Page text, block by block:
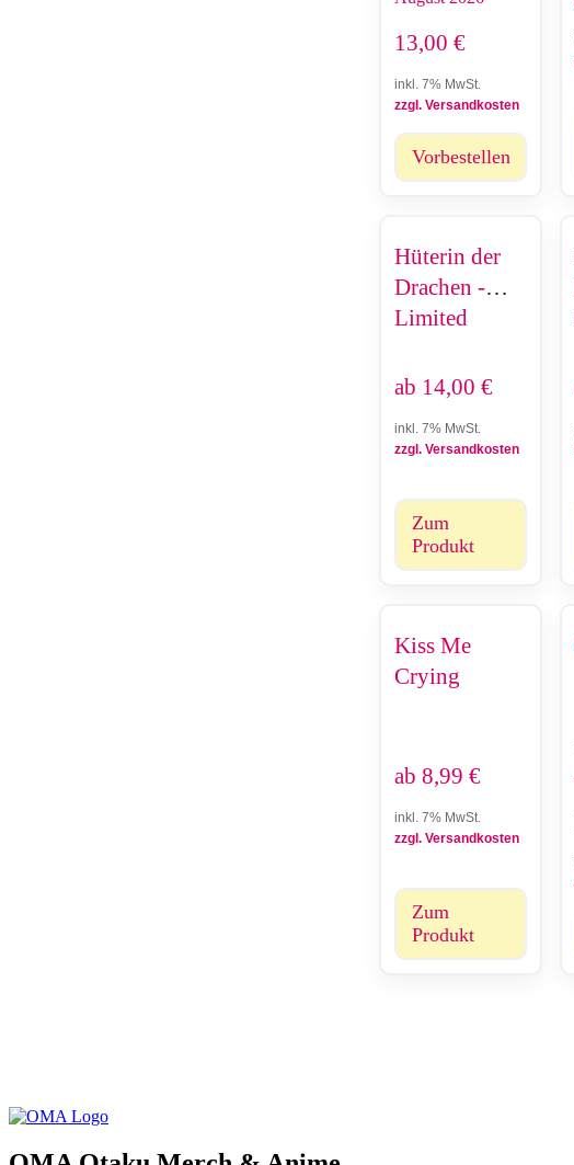
13,00 €
inkl. 7% MwSt.
zzgl. Versandkosten
Vorbestellen
Hüterin der
Drachen -
Limited
ab 14,00 €
inkl. 7% MwSt.
zzgl. Versandkosten
Zum
Produkt
Kiss Me
Crying
ab 8,99 €
inkl. 7% MwSt.
zzgl. Versandkosten
Zum
Produkt